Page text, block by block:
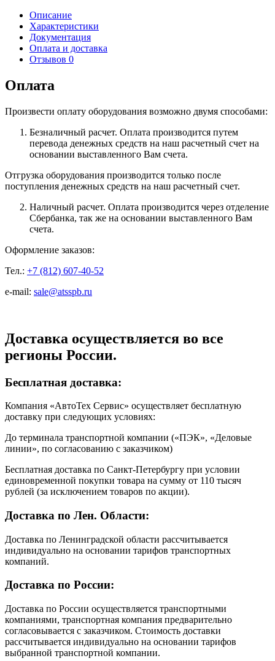
Описание
Характеристики
Документация
Оплата и доставка
Отзывов 0
Оплата
Произвести оплату оборудования возможно двумя способами:
Безналичный расчет. Оплата производится путем
перевода денежных средств на наш расчетный счет на
основании выставленного Вам счета.
Отгрузка оборудования производится только после
поступления денежных средств на наш расчетный счет.
Наличный расчет. Оплата производится через отделение
Сбербанка, так же на основании выставленного Вам
счета.
Оформление заказов:
Тел.: +7 (812) 607-40-52
e-mail: sale@atsspb.ru
Доставка осуществляется во все
регионы России.
Бесплатная доставка:
Компания «АвтоТех Сервис» осуществляет бесплатную
доставку при следующих условиях:
До терминала транспортной компании («ПЭК», «Деловые
линии», по согласованию с заказчиком)
Бесплатная доставка по Санкт-Петербургу при условии
единовременной покупки товара на сумму от 110 тысяч
рублей (за исключением товаров по акции).
Доставка по Лен. Области:
Доставка по Ленинградской области рассчитывается
индивидуально на основании тарифов транспортных
компаний.
Доставка по России:
Доставка по России осуществляется транспортными
компаниями, транспортная компания предварительно
согласовывается с заказчиком. Стоимость доставки
рассчитывается индивидуально на основании тарифов
выбранной транспортной компании.